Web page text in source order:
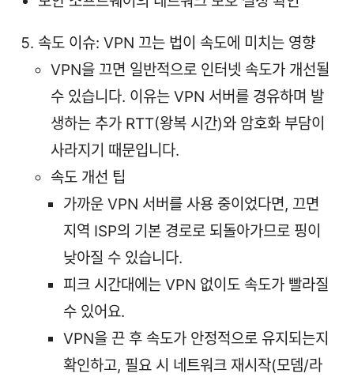
속도 이슈: VPN 끄는 법이 속도에 미치는 영향
VPN을 끄면 일반적으로 인터넷 속도가 개선될
수 있습니다. 이유는 VPN 서버를 경유하며 발
생하는 추가 RTT(왕복 시간)와 암호화 부담이
사라지기 때문입니다.
속도 개선 팁
가까운 VPN 서버를 사용 중이었다면, 끄면
지역 ISP의 기본 경로로 되돌아가므로 핑이
낮아질 수 있습니다.
피크 시간대에는 VPN 없이도 속도가 빨라질
수 있어요.
VPN을 끈 후 속도가 안정적으로 유지되는지
확인하고, 필요 시 네트워크 재시작(모뎀/라